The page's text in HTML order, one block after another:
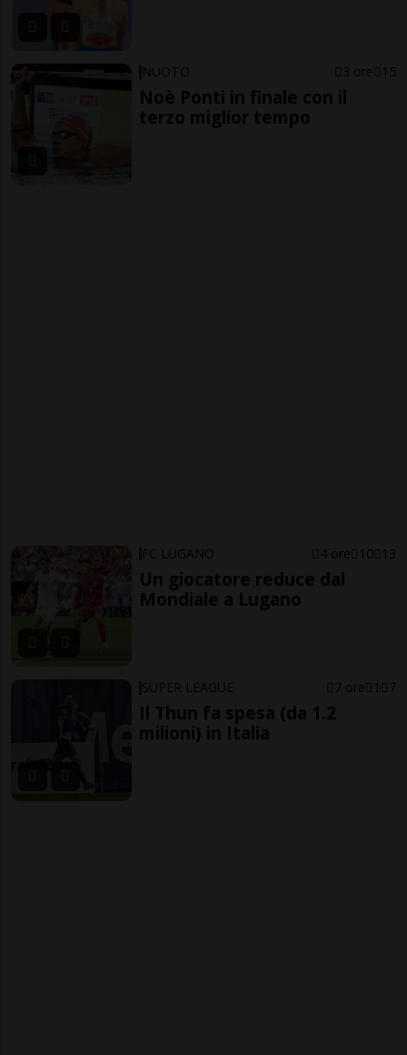
NUOTO 3 ore 15
Noè Ponti in finale con il
terzo miglior tempo
FC LUGANO 4 ore 10 13
Un giocatore reduce dal
Mondiale a Lugano
SUPER LEAGUE 7 ore 1 7
Il Thun fa spesa (da 1.2
milioni) in Italia